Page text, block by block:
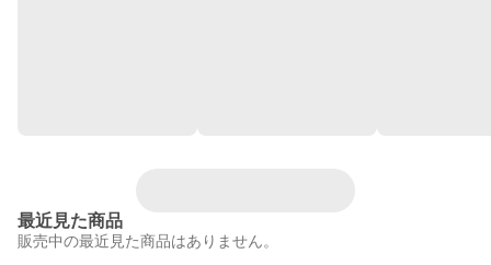
最近見た商品
販売中の最近見た商品はありません。